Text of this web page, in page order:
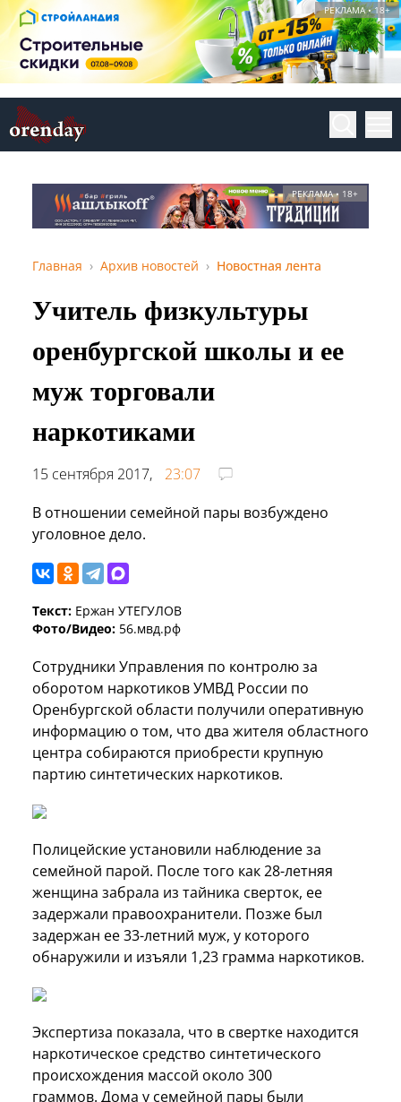
РЕКЛАМА • 18+
РЕКЛАМА • 18+
Главная Архив новостей Новостная лента
Учитель физкультуры
оренбургской школы и ее
муж торговали
наркотиками
15 сентября 2017,
23:07
В отношении семейной пары возбуждено
уголовное дело.
Текст: Ержан УТЕГУЛОВ
Фото/Видео: 56.мвд.рф
Сотрудники Управления по контролю за
оборотом наркотиков УМВД России по
Оренбургской области получили оперативную
информацию о том, что два жителя областного
центра собираются приобрести крупную
партию синтетических наркотиков.
Полицейские установили наблюдение за
семейной парой. После того как 28-летняя
женщина забрала из тайника сверток, ее
задержали правоохранители. Позже был
задержан ее 33-летний муж, у которого
обнаружили и изъяли 1,23 грамма наркотиков.
Экспертиза показала, что в свертке находится
наркотическое средство синтетического
происхождения массой около 300
граммов. Дома у семейной пары были